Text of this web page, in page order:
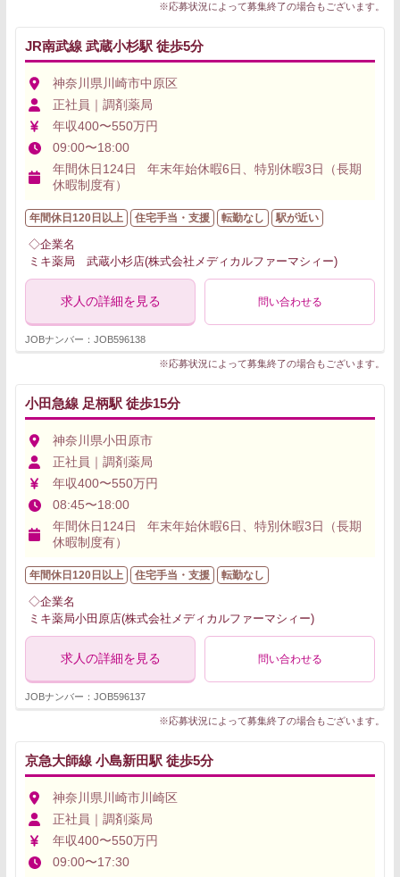
※応募状況によって募集終了の場合もございます。
JR南武線 武蔵小杉駅 徒歩5分
神奈川県川崎市中原区
正社員｜調剤薬局
年収400〜550万円
09:00〜18:00
年間休日124日 年末年始休暇6日、特別休暇3日（長期
休暇制度有）
年間休日120日以上 住宅手当・支援 転勤なし 駅が近い
◇企業名
ミキ薬局 武蔵小杉店(株式会社メディカルファーマシィー)
求人の詳細を見る 問い合わせる
JOBナンバー：JOB596138
※応募状況によって募集終了の場合もございます。
小田急線 足柄駅 徒歩15分
神奈川県小田原市
正社員｜調剤薬局
年収400〜550万円
08:45〜18:00
年間休日124日 年末年始休暇6日、特別休暇3日（長期
休暇制度有）
年間休日120日以上 住宅手当・支援 転勤なし
◇企業名
ミキ薬局小田原店(株式会社メディカルファーマシィー)
求人の詳細を見る 問い合わせる
JOBナンバー：JOB596137
※応募状況によって募集終了の場合もございます。
京急大師線 小島新田駅 徒歩5分
神奈川県川崎市川崎区
正社員｜調剤薬局
年収400〜550万円
09:00〜17:30